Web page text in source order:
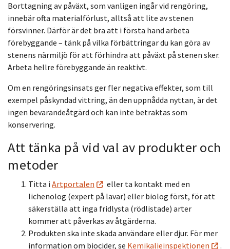
Borttagning av påväxt, som vanligen ingår vid rengöring,
innebär ofta materialförlust, alltså att lite av stenen
försvinner. Därför är det bra att i första hand arbeta
förebyggande – tänk på vilka förbättringar du kan göra av
stenens närmiljö för att förhindra att påväxt på stenen sker.
Arbeta hellre förebyggande än reaktivt.
Om en rengöringsinsats ger fler negativa effekter, som till
exempel påskyndad vittring, än den uppnådda nyttan, är det
ingen bevarandeåtgärd och kan inte betraktas som
konservering.
Att tänka på vid val av produkter och
metoder
Titta i Artportalen
eller ta kontakt med en
lichenolog (expert på lavar) eller biolog först, för att
säkerställa att inga fridlysta (rödlistade) arter
kommer att påverkas av åtgärderna.
Produkten ska inte skada användare eller djur. För mer
information om biocider, se Kemikalieinspektionen
.